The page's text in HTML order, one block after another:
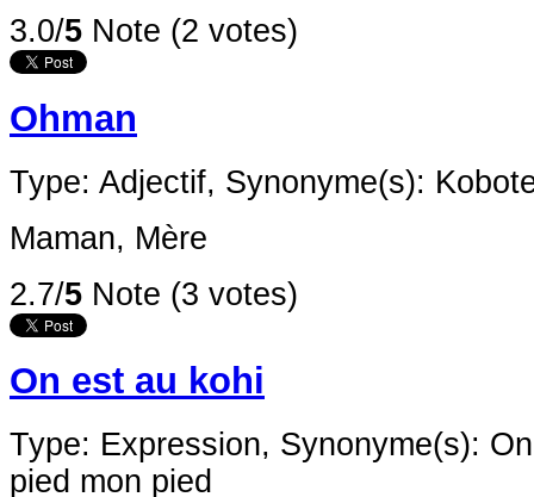
3.0/5 Note (2 votes)
Ohman
Type: Adjectif, Synonyme(s):
Maman, Mère
2.7/5 Note (3 votes)
On est au kohi
Type: Expression, Synonyme(s):
pied mon pied